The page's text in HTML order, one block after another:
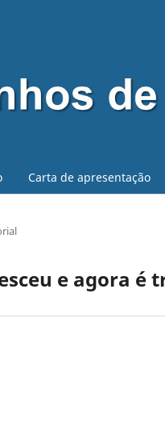
Carta de apresentação
e agora é